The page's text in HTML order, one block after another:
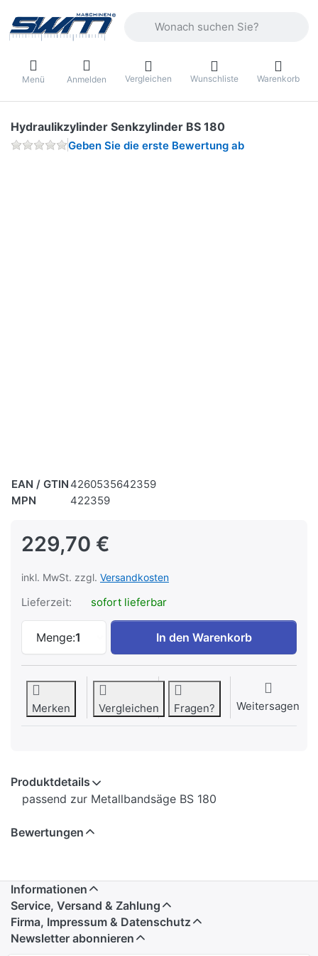
Menü Anmelden Vergleichen Wunschliste Warenkorb
Hydraulikzylinder Senkzylinder BS 180
Geben Sie die erste Bewertung ab
EAN / GTIN 4260535642359
MPN
422359
229,70 €
inkl. MwSt. zzgl. Versandkosten
Lieferzeit: sofort lieferbar
Menge:1
Hydraulikzylinder Senkzylinder BS 180
In den Warenkorb
Merken Vergleichen Fragen? Weitersagen
Produktdetails
passend zur Metallbandsäge BS 180
Bewertungen
Informationen
Service, Versand & Zahlung
Firma, Impressum & Datenschutz
Newsletter abonnieren